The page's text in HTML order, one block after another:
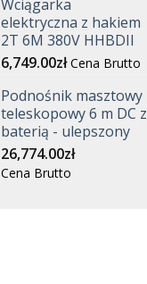
Wciągarka
elektryczna z hakiem
2T 6M 380V HHBDII
6,749.00zł Cena Brutto
Podnośnik masztowy
teleskopowy 6 m DC z
baterią - ulepszony
26,774.00zł
Cena Brutto